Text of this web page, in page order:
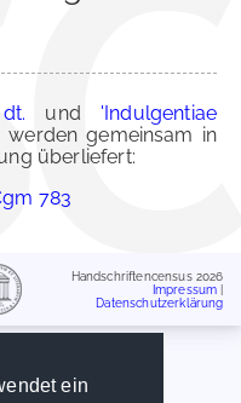
ein
und 'Indulgentiae
werden gemeinsam in
überliefert:
783
Handschriftencensus 2026
Impressum
Datenschutzerklärung